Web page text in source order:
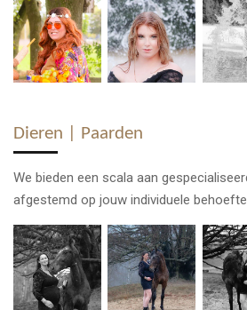
Dieren | Paarden
We bieden een scala aan
afgestemd op jouw individuele